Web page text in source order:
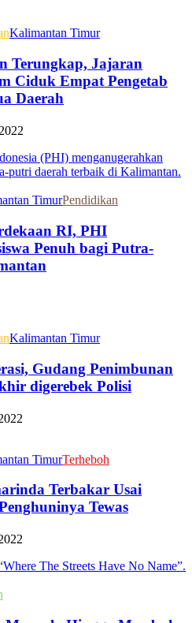
Kalimantan Timur
Terungkap, Jajaran
Ciduk Empat Pengetab
Daerah
TimurPendidikan
RI, PHI
Penuh bagi Putra-
Kalimantan Timur
Gudang Penimbunan
digerebek Polisi
TimurTerheboh
Terbakar Usai
Tewas